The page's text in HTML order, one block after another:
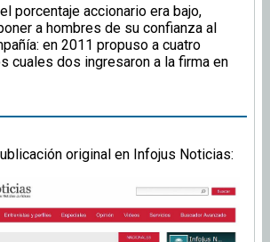
porcentaje accionario era bajo,
a hombres de su confianza al
en 2011 propuso a cuatro
cuales dos ingresaron a la firma en
original en Infojus Noticias: